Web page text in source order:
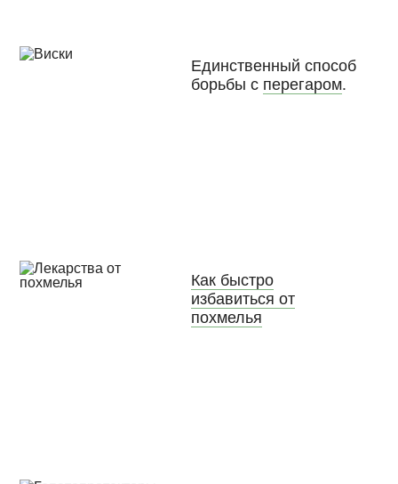
Единственный способ
борьбы с перегаром.
Как быстро
избавиться от
похмелья